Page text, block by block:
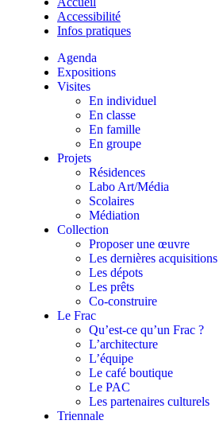
Accessibilité
Infos pratiques
Agenda
Expositions
Visites
En individuel
En classe
En famille
En groupe
Projets
Résidences
Labo Art/Média
Scolaires
Médiation
Collection
Proposer une œuvre
Les dernières acquisitions
Les dépots
Les prêts
Co-construire
Le Frac
Qu’est-ce qu’un Frac ?
L’architecture
L’équipe
Le café boutique
Le PAC
Les partenaires culturels
Triennale